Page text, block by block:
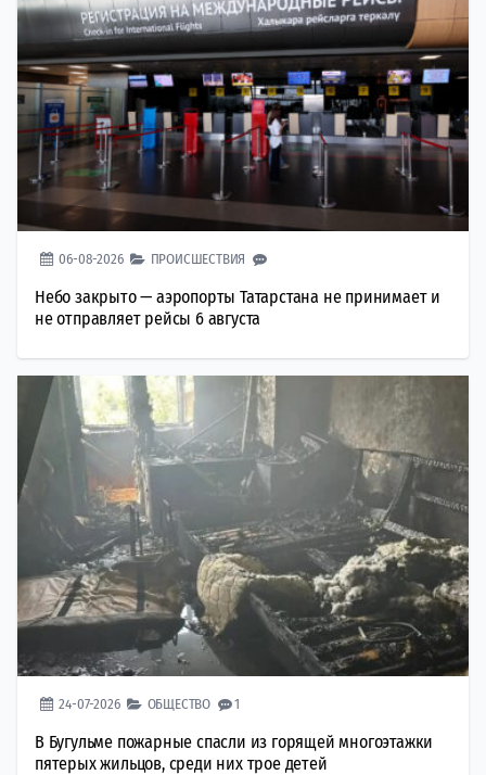
06-08-2026 ПРОИСШЕСТВИЯ
Небо закрыто — аэропорты Татарстана не принимает и
не отправляет рейсы 6 августа
24-07-2026 ОБЩЕСТВО 1
В Бугульме пожарные спасли из горящей многоэтажки
пятерых жильцов, среди них трое детей